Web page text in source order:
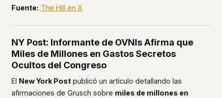
Fuente: The Hill en X
NY Post: Informante de OVNIs Afirma que
Miles de Millones en Gastos Secretos
Ocultos del Congreso
El New York Postpublicó un artículo detallando las
afirmaciones de Grusch sobre miles de millones en